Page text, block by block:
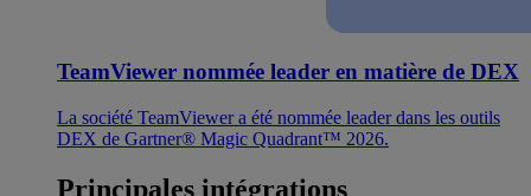
TeamViewer nommée leader en matière de DEX
La société TeamViewer a été nommée leader dans les outils
DEX de Gartner® Magic Quadrant™ 2026.
Principales intégrations